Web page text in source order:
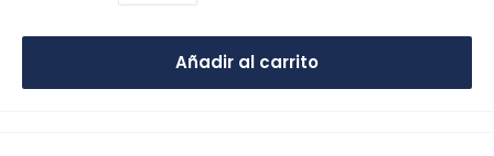
Añadir al carrito